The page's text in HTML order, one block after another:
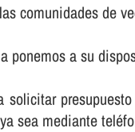
comunidades de
ponemos a su
solicitar
sea mediante